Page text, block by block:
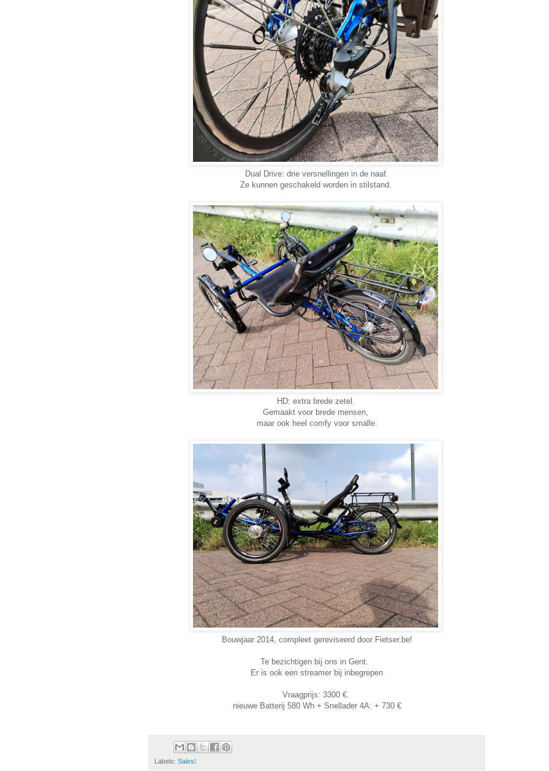
Dual Drive: drie versnellingen in de naaf.
Ze kunnen geschakeld worden in stilstand.
HD: extra brede zetel.
Gemaakt voor brede mensen,
maar ook heel comfy voor smalle.
Bouwjaar 2014, compleet gereviseerd door Fietser.be!
Te bezichtigen bij ons in Gent.
Er is ook een streamer bij inbegrepen
Vraagprijs: 3300 €.
nieuwe Batterij 580 Wh + Snellader 4A: + 730 €
Labels: Sales!